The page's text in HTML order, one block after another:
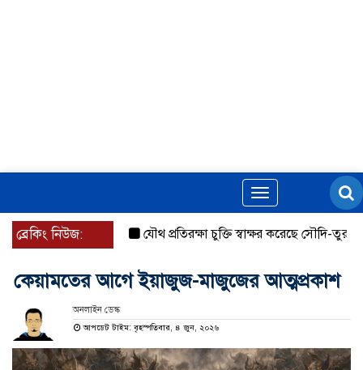
Toggle
navigation
ব্রেকিং নিউজ: যৌথ প্রতিরক্ষা চুক্তি স্বাক্ষর করেছে সৌদি-তুরস্ক-
কেয়ামতের আগে ইয়াজুজ-মাজুজের আত্মপ্রকাশ
অনলাইন ডেস্ক
আপডেট টাইম: বৃহস্পতিবার, ৪ জুন, ২০২৬